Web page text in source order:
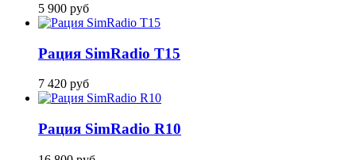
5 900 руб
Рация SimRadio T15
7 420 руб
Рация SimRadio R10